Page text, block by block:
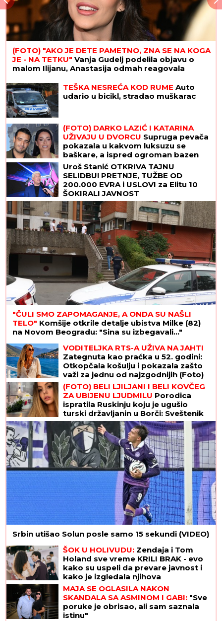
(FOTO) "AKO JE DETE PAMETNO, ZNA SE NA KOGA
JE - NA TETKU" Vanja Gudelj podelila objavu o
malom Ilijanu, Anastasija odmah reagovala
TEŠKA NESREĆA KOD RUME Auto
udario u bicikl, stradao muškarac
(FOTO) DARKO LAZIĆ I KATARINA
UŽIVAJU U DVORCU Supruga pevača
pokazala u kakvom luksuzu se
baškare, a ispred ogroman bazen
Uroš Stanić OTKRIVA TAJNU
SELIDBU! PRETNJE, TUŽBE OD
200.000 EVRA i USLOVI za Elitu 10
ŠOKIRALI JAVNOST
"ČULI SMO ZAPOMAGANJE, A ONDA SU NAŠLI
TELO" Komšije otkrile detalje ubistva Milke (82)
na Novom Beogradu: "Sina su izbegavali..."
VODITELJKA RTS-A UŽIVA NA JAHTI
Zategnuta kao praćka u 52. godini:
Otkopčala košulju i pokazala zašto
važi za jednu od najzgodnijih (Foto)
(FOTO) BELI LJILJANI I BELI KOVČEG
ZA UBIJENU LJUDMILU Porodica
ispratila Ruskinju koju je ugušio
turski državljanin u Borči: Sveštenik
držao opelo na Lešću
Srbin utišao Solun posle samo 15 sekundi (VIDEO)
ŠOK U HOLIVUDU: Zendaja i Tom
Holand sve vreme KRILI BRAK - evo
kako su uspeli da prevare javnost i
kako je izgledala njihova
GLAMUROZNA SVADBA
MAJA SE OGLASILA NAKON
SKANDALA SA ASMINOM I GABI: "Sve
poruke je obrisao, ali sam saznala
istinu"